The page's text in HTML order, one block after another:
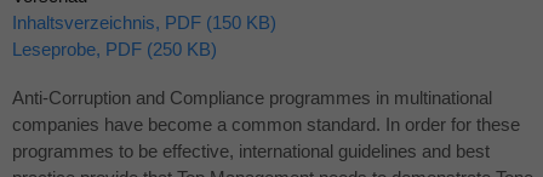
Inhaltsverzeichnis, PDF (150 KB)
Leseprobe, PDF (250 KB)
Anti-Corruption and Compliance programmes in multinational
companies have become a common standard. In order for these
programmes to be effective, international guidelines and best